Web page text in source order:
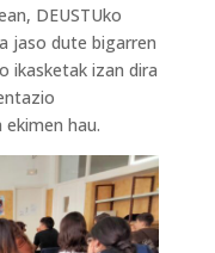
DEUSTUko
jaso dute bigarren
ikasketak izan dira
hau.